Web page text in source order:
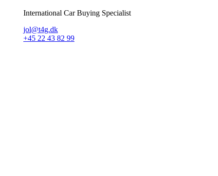
International Car Buying Specialist
jol@t4g.dk
+45 22 43 82 99